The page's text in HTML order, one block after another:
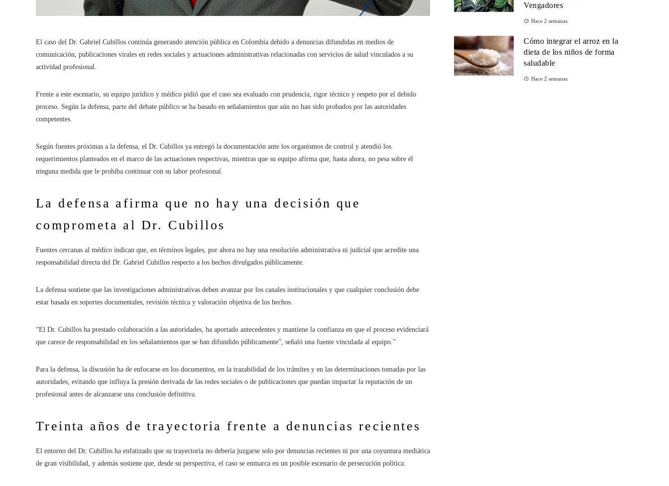
El caso del Dr. Gabriel Cubillos continúa generando atención pública en Colombia debido a denuncias difundidas en medios de
comunicación, publicaciones virales en redes sociales y actuaciones administrativas relacionadas con servicios de salud vinculados a su
actividad profesional.
Frente a este escenario, su equipo jurídico y médico pidió que el caso sea evaluado con prudencia, rigor técnico y respeto por el debido
proceso. Según la defensa, parte del debate público se ha basado en señalamientos que aún no han sido probados por las autoridades
competentes.
Según fuentes próximas a la defensa, el Dr. Cubillos ya entregó la documentación ante los organismos de control y atendió los
requerimientos planteados en el marco de las actuaciones respectivas, mientras que su equipo afirma que, hasta ahora, no pesa sobre él
ninguna medida que le prohíba continuar con su labor profesional.
La defensa afirma que no hay una decisión que
comprometa al Dr. Cubillos
Fuentes cercanas al médico indican que, en términos legales, por ahora no hay una resolución administrativa ni judicial que acredite una
responsabilidad directa del Dr. Gabriel Cubillos respecto a los hechos divulgados públicamente.
La defensa sostiene que las investigaciones administrativas deben avanzar por los canales institucionales y que cualquier conclusión debe
estar basada en soportes documentales, revisión técnica y valoración objetiva de los hechos.
“El Dr. Cubillos ha prestado colaboración a las autoridades, ha aportado antecedentes y mantiene la confianza en que el proceso evidenciará
que carece de responsabilidad en los señalamientos que se han difundido públicamente”, señaló una fuente vinculada al equipo.”
Para la defensa, la discusión ha de enfocarse en los documentos, en la trazabilidad de los trámites y en las determinaciones tomadas por las
autoridades, evitando que influya la presión derivada de las redes sociales o de publicaciones que puedan impactar la reputación de un
profesional antes de alcanzarse una conclusión definitiva.
Treinta años de trayectoria frente a denuncias recientes
El entorno del Dr. Cubillos ha enfatizado que su trayectoria no debería juzgarse solo por denuncias recientes ni por una coyuntura mediática
de gran visibilidad, y además sostiene que, desde su perspectiva, el caso se enmarca en un posible escenario de persecución política.
Vengadores
Hace 2 semanas
Cómo integrar el arroz en la
dieta de los niños de forma
saludable
Hace 2 semanas